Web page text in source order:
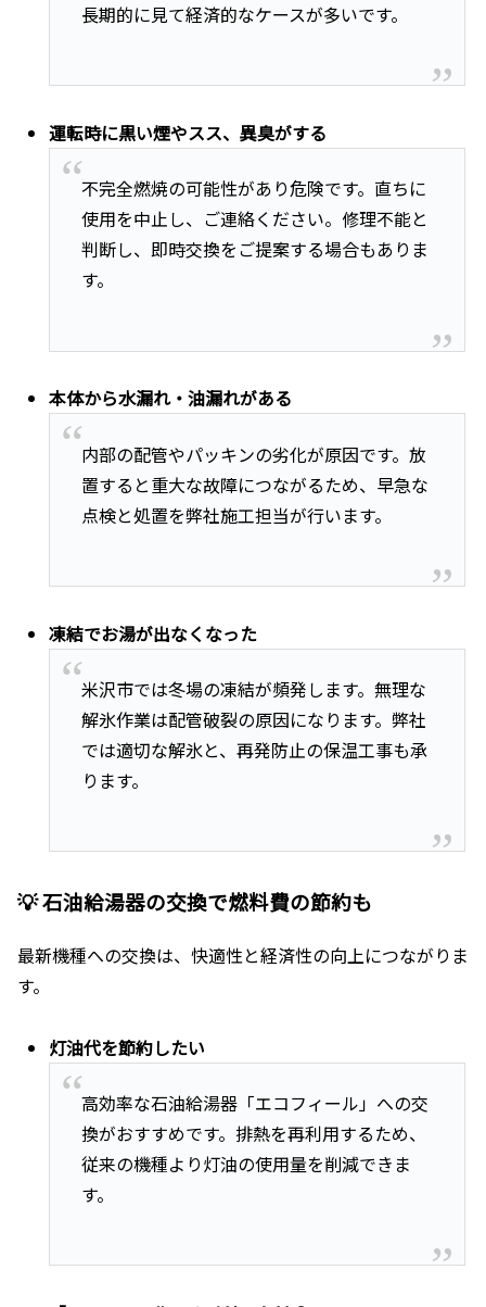
長期的に見て経済的なケースが多いです。
運転時に黒い煙やスス、異臭がする
不完全燃焼の可能性があり危険です。直ちに
使用を中止し、ご連絡ください。修理不能と
判断し、即時交換をご提案する場合もありま
す。
本体から水漏れ・油漏れがある
内部の配管やパッキンの劣化が原因です。放
置すると重大な故障につながるため、早急な
点検と処置を弊社施工担当が行います。
凍結でお湯が出なくなった
米沢市では冬場の凍結が頻発します。無理な
解氷作業は配管破裂の原因になります。弊社
では適切な解氷と、再発防止の保温工事も承
ります。
💡 石油給湯器の交換で燃料費の節約も
最新機種への交換は、快適性と経済性の向上につながりま
す。
灯油代を節約したい
高効率な石油給湯器「エコフィール」への交
換がおすすめです。排熱を再利用するため、
従来の機種より灯油の使用量を削減できま
す。